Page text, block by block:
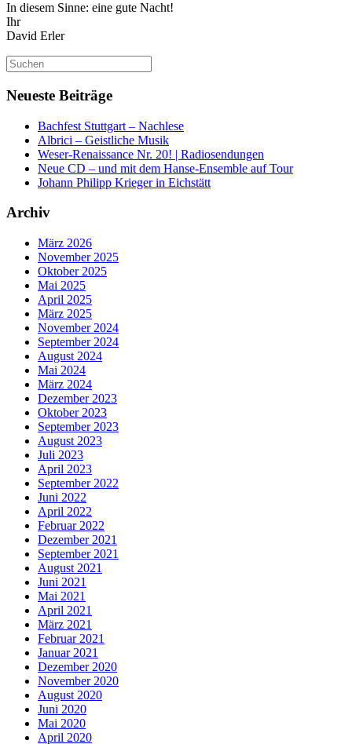
In diesem Sinne: eine gute Nacht!
Ihr
David Erler
Suchen
nach:
Neueste Beiträge
Bachfest Stuttgart – Nachlese
Albrici – Geistliche Musik
Weser-Renaissance Nr. 20! | Radiosendungen
Neue CD – und mit dem Hanse-Ensemble auf Tour
Johann Philipp Krieger in Eichstätt
Archiv
März 2026
November 2025
Oktober 2025
Mai 2025
April 2025
März 2025
November 2024
September 2024
August 2024
Mai 2024
März 2024
Dezember 2023
Oktober 2023
September 2023
August 2023
Juli 2023
April 2023
September 2022
Juni 2022
April 2022
Februar 2022
Dezember 2021
September 2021
August 2021
Juni 2021
Mai 2021
April 2021
März 2021
Februar 2021
Januar 2021
Dezember 2020
November 2020
August 2020
Juni 2020
Mai 2020
April 2020